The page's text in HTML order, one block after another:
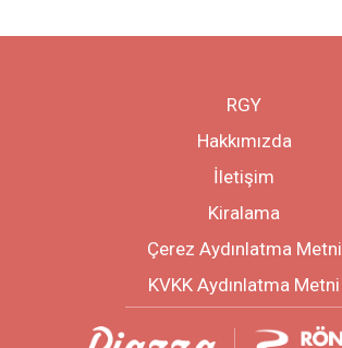
RGY
Hakkımızda
İletişim
Kiralama
Çerez Aydınlatma Metni
KVKK Aydınlatma Metni